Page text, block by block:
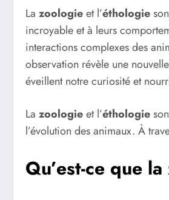
La zoologieet l’éthologie
incroyable et à leurs
interactions complexes des
observation révèle une
éveillent notre curiosité et
La zoologieet l’éthologie
l’évolution des animaux. À
Qu’est-ce que